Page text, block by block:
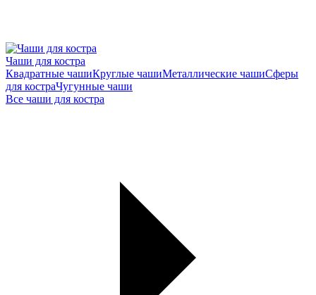
Чаши для костра
Квадратные чашиКруглые чашиМеталлические чашиСферы
для костраЧугунные чаши
Все чаши для костра